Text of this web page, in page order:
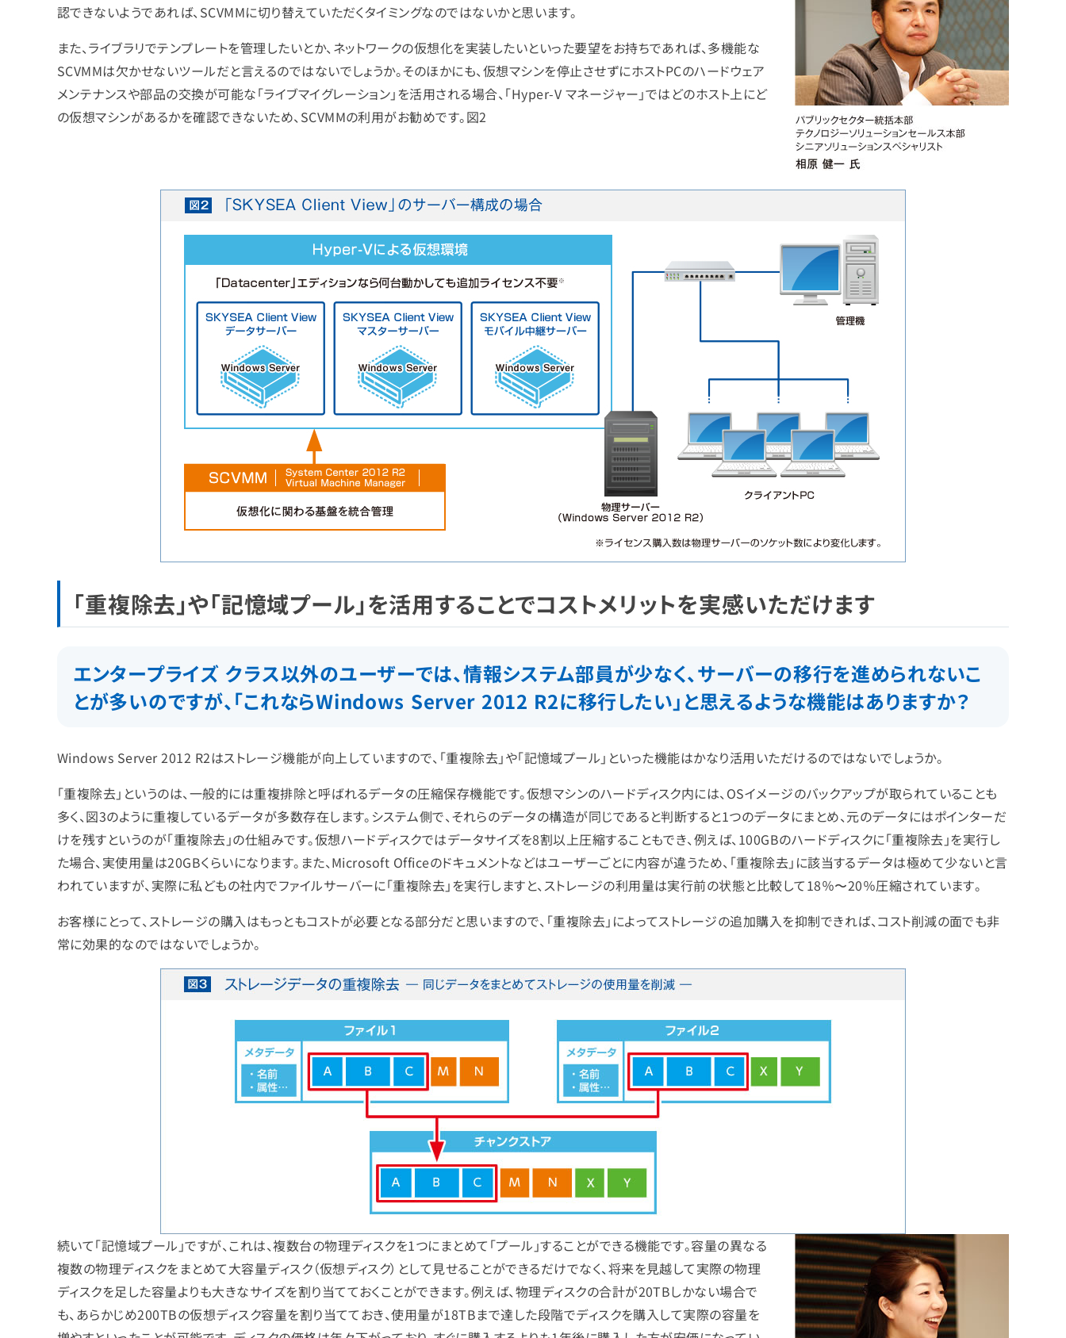
認できないようであれば、SCVMMに切り替えていただくタイミングなのではないかと思います。
また、ライブラリでテンプレートを管理したいとか、ネットワークの仮想化を実装したいといった要望をお持ちであれば、多機能な
SCVMMは欠かせないツールだと言えるのではないでしょうか。そのほかにも、仮想マシンを停止させずにホストPCのハードウェア
メンテナンスや部品の交換が可能な「ライブマイグレーション」を活用される場合、「Hyper-V マネージャー」ではどのホスト上にど
の仮想マシンがあるかを確認できないため、SCVMMの利用がお勧めです。図2
「重複除去」や「記憶域プール」を活用することでコストメリットを実感いただけます
エンタープライズ クラス以外のユーザーでは、情報システム部員が少なく、サーバーの移行を進められないこ
とが多いのですが、「これならWindows Server 2012 R2に移行したい」と思えるような機能はありますか？
Windows Server 2012 R2はストレージ機能が向上していますので、「重複除去」や「記憶域プール」といった機能はかなり活用いただけるのではないでしょうか。
「重複除去」というのは、一般的には重複排除と呼ばれるデータの圧縮保存機能です。仮想マシンのハードディスク内には、OSイメージのバックアップが取られていることも
多く、図3のように重複しているデータが多数存在します。システム側で、それらのデータの構造が同じであると判断すると1つのデータにまとめ、元のデータにはポインターだ
けを残すというのが「重複除去」の仕組みです。仮想ハードディスクではデータサイズを8割以上圧縮することもでき、例えば、100GBのハードディスクに「重複除去」を実行し
た場合、実使用量は20GBくらいになります。また、Microsoft Officeのドキュメントなどはユーザーごとに内容が違うため、「重複除去」に該当するデータは極めて少ないと言
われていますが、実際に私どもの社内でファイルサーバーに「重複除去」を実行しますと、ストレージの利用量は実行前の状態と比較して18％〜20％圧縮されています。
お客様にとって、ストレージの購入はもっともコストが必要となる部分だと思いますので、「重複除去」によってストレージの追加購入を抑制できれば、コスト削減の面でも非
常に効果的なのではないでしょうか。
続いて「記憶域プール」ですが、これは、複数台の物理ディスクを1つにまとめて「プール」することができる機能です。容量の異なる
複数の物理ディスクをまとめて大容量ディスク（仮想ディスク）として見せることができるだけでなく、将来を見越して実際の物理
ディスクを足した容量よりも大きなサイズを割り当てておくことができます。例えば、物理ディスクの合計が20TBしかない場合で
も、あらかじめ200TBの仮想ディスク容量を割り当てておき、使用量が18TBまで達した段階でディスクを購入して実際の容量を